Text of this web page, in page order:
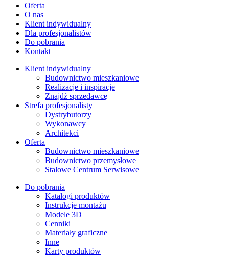
Oferta
O nas
Klient indywidualny
Dla profesjonalistów
Do pobrania
Kontakt
Klient indywidualny
Budownictwo mieszkaniowe
Realizacje i inspiracje
Znajdź sprzedawcę
Strefa profesjonalisty
Dystrybutorzy
Wykonawcy
Architekci
Oferta
Budownictwo mieszkaniowe
Budownictwo przemysłowe
Stalowe Centrum Serwisowe
Do pobrania
Katalogi produktów
Instrukcje montażu
Modele 3D
Cenniki
Materiały graficzne
Inne
Karty produktów